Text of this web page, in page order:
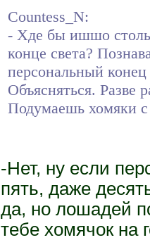
Countess_N:
- Хде бы ишшо
конце света?
персональный
Объясняться. Разве
Подумаешь хомяки
-Нет, ну если
пять, даже
да, но лошадей
тебе хомячок на